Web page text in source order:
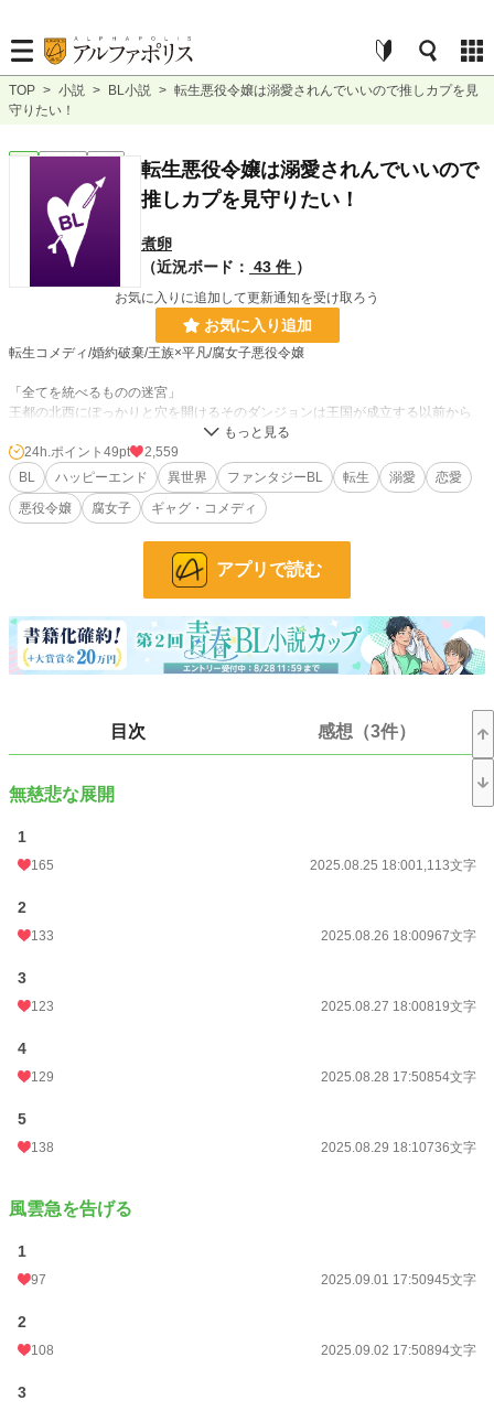
TOP > 小説 > BL小説 > 転生悪役令嬢は溺愛されんでいいので推しカプを見
守りたい！
BL 連載中 長編
転生悪役令嬢は溺愛されんでいいので
推しカプを見守りたい！
煮卵
（近況ボード： 43 件 ）
お気に入りに追加して更新通知を受け取ろう
お気に入り追加
転生コメディ/婚約破棄/王族×平凡/腐女子悪役令嬢
「全てを統べるものの迷宮」
王都の北西にぽっかりと穴を開けるそのダンジョンは王国が成立する以前から
エルフの魔術師によって継承されてきた魔窟である。
数々の争いを経て大魔術師「全てを統べるもの」によって支配されたそのダンジ
ョンは
今現在王国と帝国の政治的なしがらみもあり、現在は放棄されていると噂され
婚約破棄によって王命に反抗したとみなされたアーベルは怒れる王によって
その探索に駆り出され、宮廷魔術師である俺リュシアンとともに派遣されること
※「【新版】転生悪役モブは溺愛されんでいいので死にたくない！」の続きで
※※主人公は悪役令嬢ではありませんが途中で出てきます。
小説
お気に入り
24h.ポイント
文字数
更新日時
週間ポイント
年間ポイント 41,112 pt (12,095 位)
累計ポイント
24h.ポイント 49pt
2,559
BL
ハッピーエンド 異世界 ファンタジーBL 転生 溺愛
恋愛
悪役令嬢
腐女子 ギャグ・コメディ
アプリで読む
目次 感想（3件）
無慈悲な展開
1
165 2025.08.25 18:001,113文字
2
133 2025.08.26 18:00967文字
3
123 2025.08.27 18:00819文字
4
129 2025.08.28 17:50854文字
5
138 2025.08.29 18:10736文字
風雲急を告げる
1
97 2025.09.01 17:50945文字
2
108 2025.09.02 17:50894文字
3